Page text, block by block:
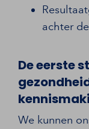
achter
De eerste
We kunnen